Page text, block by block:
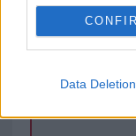
Data Deletion